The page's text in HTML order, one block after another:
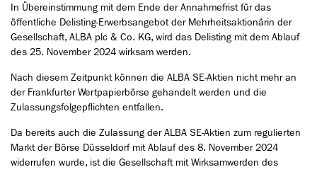
In Übereinstimmung mit dem Ende der Annahmefrist für das
öffentliche Delisting-Erwerbsangebot der Mehrheitsaktionärin der
Gesellschaft, ALBA plc & Co. KG, wird das Delisting mit dem Ablauf
des 25. November 2024 wirksam werden.
Nach diesem Zeitpunkt können die ALBA SE-Aktien nicht mehr an
der Frankfurter Wertpapierbörse gehandelt werden und die
Zulassungsfolgepflichten entfallen.
Da bereits auch die Zulassung der ALBA SE-Aktien zum regulierten
Markt der Börse Düsseldorf mit Ablauf des 8. November 2024
widerrufen wurde, ist die Gesellschaft mit Wirksamwerden des